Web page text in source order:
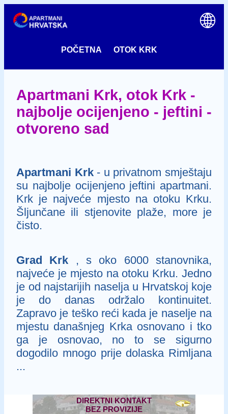
POČETNA OTOK KRK
Apartmani Krk, otok Krk -
najbolje ocijenjeno - jeftini -
otvoreno sad
Apartmani Krk - u privatnom smještaju
su najbolje ocijenjeno jeftini apartmani.
Krk je najveće mjesto na otoku Krku.
Šljunčane ili stjenovite plaže, more je
čisto.
Grad Krk , s oko 6000 stanovnika,
najveće je mjesto na otoku Krku. Jedno
je od najstarijih naselja u Hrvatskoj koje
je do danas održalo kontinuitet.
Zapravo je teško reći kada je naselje na
mjestu današnjeg Krka osnovano i tko
ga je osnovao, no to se sigurno
dogodilo mnogo prije dolaska Rimljana
...
DIREKTNI KONTAKT
BEZ PROVIZIJE